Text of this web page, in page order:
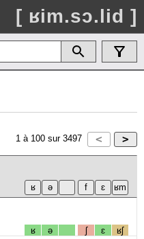
[ ʁim.sɔ.lid ]
1 à 100 sur 3497
ʁ ə ʃ ɛ ʁʃ